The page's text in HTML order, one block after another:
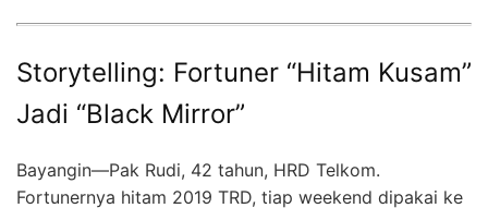
Storytelling: Fortuner “Hitam Kusam”
Jadi “Black Mirror”
Bayangin—Pak Rudi, 42 tahun, HRD Telkom.
Fortunernya hitam 2019 TRD, tiap weekend dipakai ke